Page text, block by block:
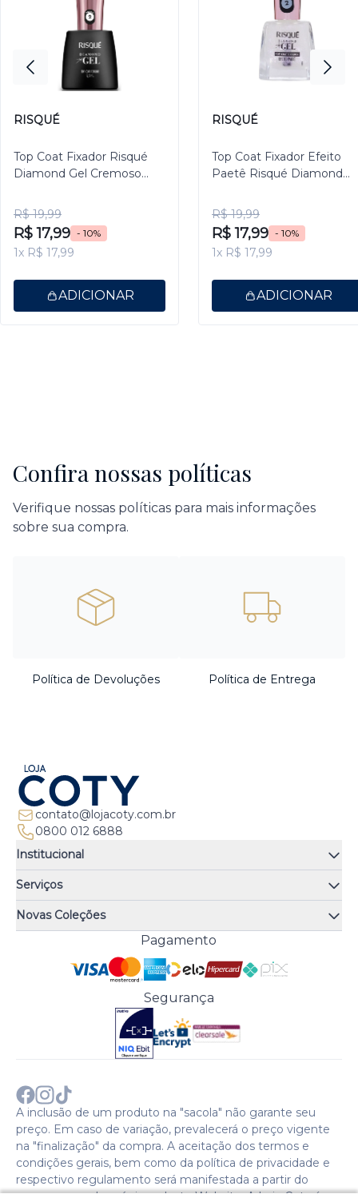
RISQUÉ
Top Coat Fixador Risqué
Diamond Gel Cremoso
R$ 19,99
R$ 17,99 - 10%
1x R$ 17,99
ADICIONAR
RISQUÉ
Top Coat Fixador Efeito
Paetê Risqué Diamond
R$ 19,99
R$ 17,99 - 10%
1x R$ 17,99
ADICIONAR
Confira nossas políticas
Verifique nossas políticas para mais informações
sobre sua compra.
Política de Devoluções Política de Entrega
contato@lojacoty.com.br
0800 012 6888
Institucional
Quem somos
Quiz de fragrâncias
Trocas e Devoluções
Troque Fácil
Perguntas Frequentes
Política de Pagamento
Política de Entrega
Política de Privacidade
Comprar com CNPJ?
Sobre a COTY no mundo
Serviços
Atendimento
Meus Pedidos
Trabalhe Conosco
Preferências de Cookies
Novas Coleções
Cenoura & Bronze
Pagamento
Segurança
A inclusão de um produto na "sacola" não garante seu
preço. Em caso de variação, prevalecerá o preço vigente
na "finalização" da compra. A aceitação dos termos e
condições gerais, bem como da política de privacidade e
respectivo regulamento será manifestada a partir do